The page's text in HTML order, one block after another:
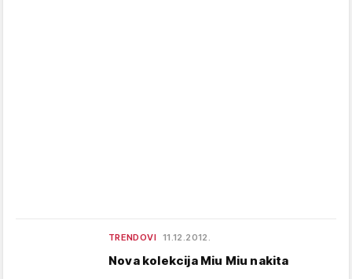
TRENDOVI 11.12.2012.
Nova kolekcija Miu Miu nakita